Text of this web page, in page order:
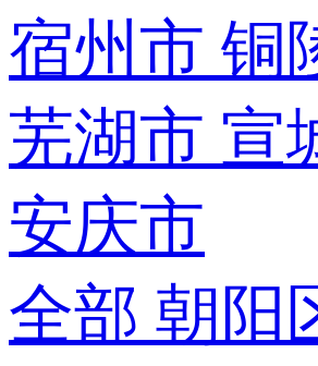
宿州市 铜
芜湖市 宣
安庆市
全部 朝阳